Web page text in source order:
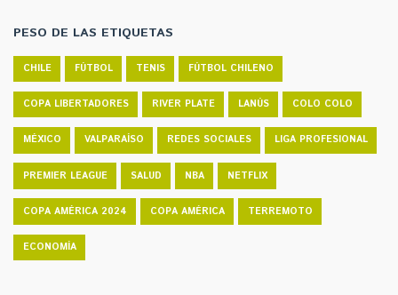
PESO DE LAS ETIQUETAS
CHILE FÚTBOL TENIS FÚTBOL CHILENO
COPA LIBERTADORES RIVER PLATE LANÚS COLO COLO
MÉXICO VALPARAÍSO REDES SOCIALES LIGA PROFESIONAL
PREMIER LEAGUE SALUD NBA NETFLIX
COPA AMÉRICA 2024 COPA AMÉRICA TERREMOTO
ECONOMÍA